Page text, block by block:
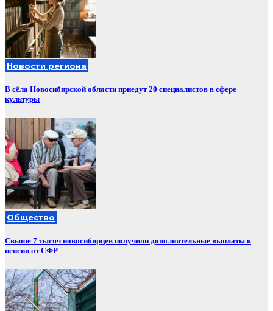
Новости региона
В сёла Новосибирской области приедут 20 специалистов в сфере
культуры
Общество
Свыше 7 тысяч новосибирцев получили дополнительные выплаты к
пенсии от СФР